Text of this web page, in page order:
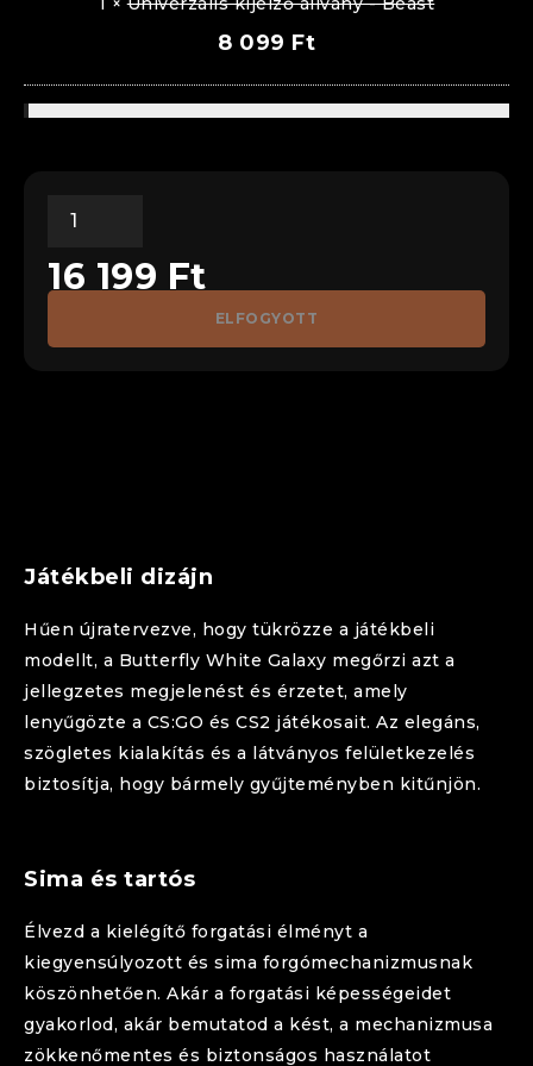
8 099 Ft
ELFOGYOTT
16 199 Ft
Játékbeli dizájn
Hűen újratervezve, hogy tükrözze a játékbeli
modellt, a Butterfly White Galaxy megőrzi azt a
jellegzetes megjelenést és érzetet, amely
lenyűgözte a CS:GO és CS2 játékosait. Az elegáns,
szögletes kialakítás és a látványos felületkezelés
biztosítja, hogy bármely gyűjteményben kitűnjön.
Sima és tartós
Élvezd a kielégítő forgatási élményt a
kiegyensúlyozott és sima forgómechanizmusnak
köszönhetően. Akár a forgatási képességeidet
gyakorlod, akár bemutatod a kést, a mechanizmusa
zökkenőmentes és biztonságos használatot